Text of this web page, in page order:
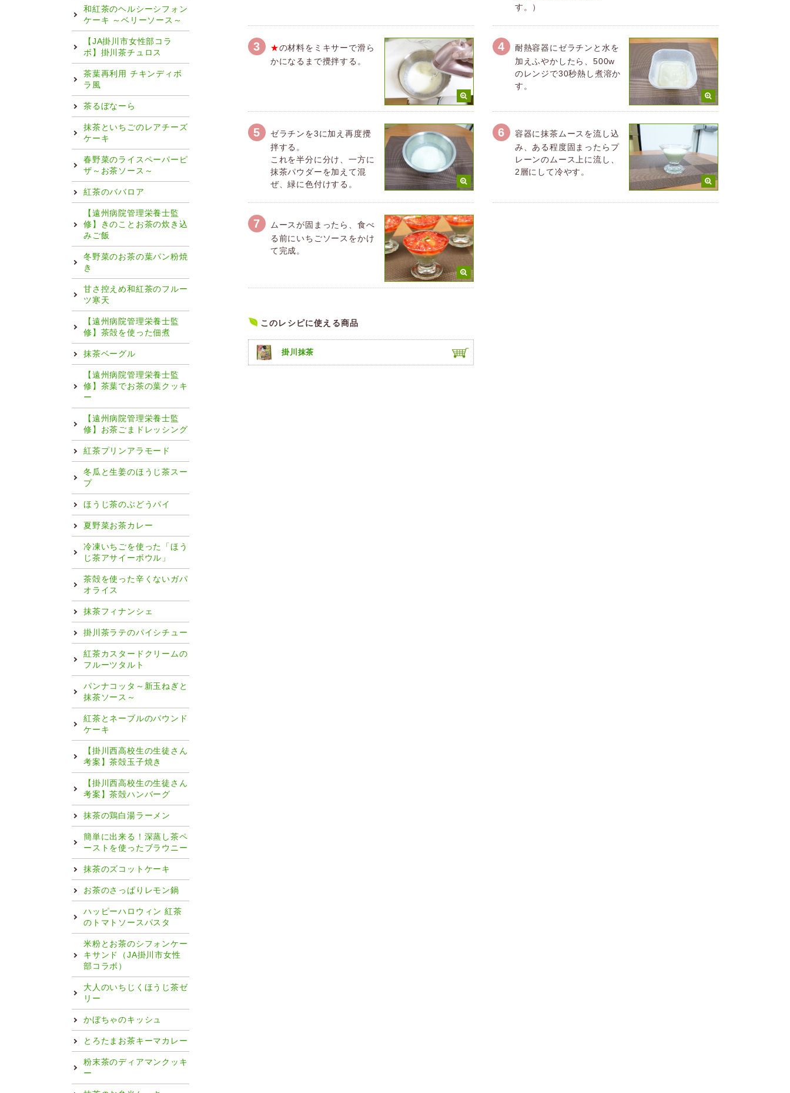
す。）
3 ★の材料をミキサーで滑ら
かになるまで攪拌する。
4
耐熱容器にゼラチンと水を
加えふやかしたら、500w
のレンジで30秒熱し煮溶か
す。
5
ゼラチンを3に加え再度攪
拌する。
これを半分に分け、一方に
抹茶パウダーを加えて混
ぜ、緑に色付けする。
6
容器に抹茶ムースを流し込
み、ある程度固まったらプ
レーンのムース上に流し、
2層にして冷やす。
7
ムースが固まったら、食べ
る前にいちごソースをかけ
て完成。
このレシピに使える商品
掛川抹茶
和紅茶のヘルシーシフォン
ケーキ ～ベリーソース～
【JA掛川市女性部コラ
ボ】掛川茶チュロス
茶葉再利用 チキンディボ
ラ風
茶るぼなーら
抹茶といちごのレアチーズ
ケーキ
春野菜のライスペーパーピ
ザ～お茶ソース～
紅茶のババロア
【遠州病院管理栄養士監
修】きのことお茶の炊き込
みご飯
冬野菜のお茶の葉パン粉焼
き
甘さ控えめ和紅茶のフルー
ツ寒天
【遠州病院管理栄養士監
修】茶殻を使った佃煮
抹茶ベーグル
【遠州病院管理栄養士監
修】茶葉でお茶の葉クッキ
ー
【遠州病院管理栄養士監
修】お茶ごまドレッシング
紅茶プリンアラモード
冬瓜と生姜のほうじ茶スー
プ
ほうじ茶のぶどうパイ
夏野菜お茶カレー
冷凍いちごを使った「ほう
じ茶アサイーボウル」
茶殻を使った辛くないガパ
オライス
抹茶フィナンシェ
掛川茶ラテのパイシチュー
紅茶カスタードクリームの
フルーツタルト
パンナコッタ～新玉ねぎと
抹茶ソース～
紅茶とネーブルのパウンド
ケーキ
【掛川西高校生の生徒さん
考案】茶殻玉子焼き
【掛川西高校生の生徒さん
考案】茶殻ハンバーグ
抹茶の鶏白湯ラーメン
簡単に出来る！深蒸し茶ペ
ーストを使ったブラウニー
抹茶のズコットケーキ
お茶のさっぱりレモン鍋
ハッピーハロウィン 紅茶
のトマトソースパスタ
米粉とお茶のシフォンケー
キサンド（JA掛川市女性
部コラボ）
大人のいちじくほうじ茶ゼ
リー
かぼちゃのキッシュ
とろたまお茶キーマカレー
粉末茶のディアマンクッキ
ー